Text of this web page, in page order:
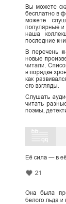
Вы можете
бесплатно в
можете
популярные и
наша
последние
В перечень
новые
читали.
в порядке
как
его взгляды.
Слушать
читать
поэмы,
Её сила — в
21
Она была
белого льда и